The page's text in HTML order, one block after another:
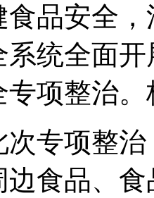
食品安全
系统全面
专项整治
次专项整
边食品、